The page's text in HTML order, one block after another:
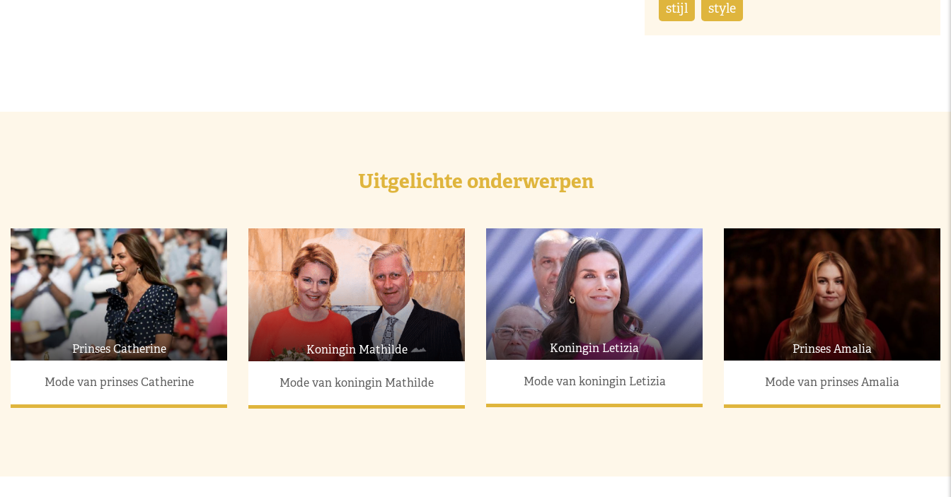
stijl style
Uitgelichte onderwerpen
Prinses Catherine
Mode van prinses Catherine
Koningin Mathilde
Mode van koningin Mathilde
Koningin Letizia
Mode van koningin Letizia
Prinses Amalia
Mode van prinses Amalia